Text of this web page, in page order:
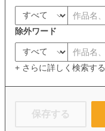
除外ワード
+ さらに詳しく検索する
保存する